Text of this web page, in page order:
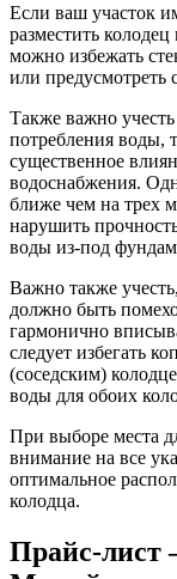
Если ваш участок
разместить
можно избежать
или предусмотреть
Также важно
потребления воды,
существенное
водоснабжения.
ближе чем на трех
нарушить
воды из-под
Важно также
должно быть
гармонично
следует избегать
(соседским)
воды для обоих
При выборе места
внимание на все
оптимальное
колодца.
Прайс-лист